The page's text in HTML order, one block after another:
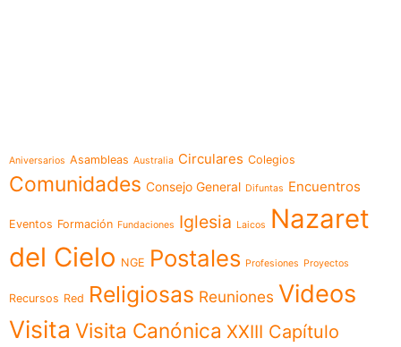
Aniversarios Asambleas Australia Circulares Colegios
Comunidades Consejo General Difuntas Encuentros
Eventos Formación Fundaciones Iglesia Laicos
Nazaret
del Cielo NGE Postales Profesiones Proyectos
Recursos Red Religiosas Reuniones Videos
Visita Visita Canónica XXIII Capítulo